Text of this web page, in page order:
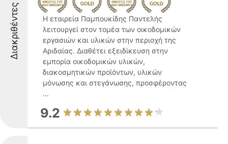
Διακριθέντες
Η εταιρεία Παμπουκίδης Παντελής
λειτουργεί στον τομέα των οικοδομικών
εργασιών και υλικών στην περιοχή της
Αριδαίας. Διαθέτει εξειδίκευση στην
εμπορία οικοδομικών υλικών,
διακοσμητικών προϊόντων, υλικών
μόνωσης και στεγάνωσης, προσφέροντας
...
9.2